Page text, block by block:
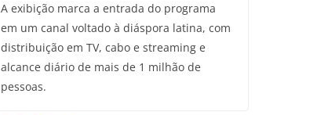
A exibição marca a entrada do programa
em um canal voltado à diáspora latina, com
distribuição em TV, cabo e streaming e
alcance diário de mais de 1 milhão de
pessoas.